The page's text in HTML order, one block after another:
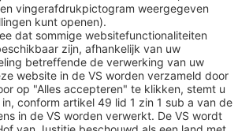
NL-4703 RB Roosendaal
T: +31 165 320 300
Contact